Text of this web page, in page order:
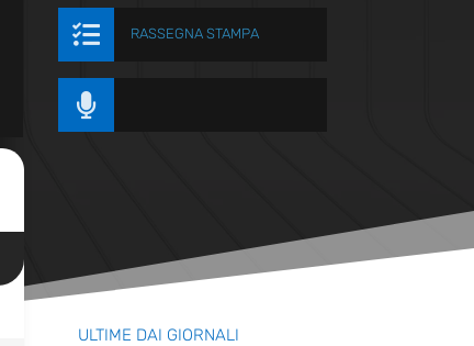
 RASSEGNA STAMPA

ULTIME DAI GIORNALI